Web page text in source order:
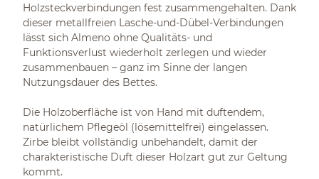
Holzsteckverbindungen fest zusammengehalten. Dank
dieser metallfreien Lasche-und-Dübel-Verbindungen
lässt sich Almeno ohne Qualitäts- und
Funktionsverlust wiederholt zerlegen und wieder
zusammenbauen – ganz im Sinne der langen
Nutzungsdauer des Bettes.
Die Holzoberfläche ist von Hand mit duftendem,
natürlichem Pflegeöl (lösemittelfrei) eingelassen.
Zirbe bleibt vollständig unbehandelt, damit der
charakteristische Duft dieser Holzart gut zur Geltung
kommt.